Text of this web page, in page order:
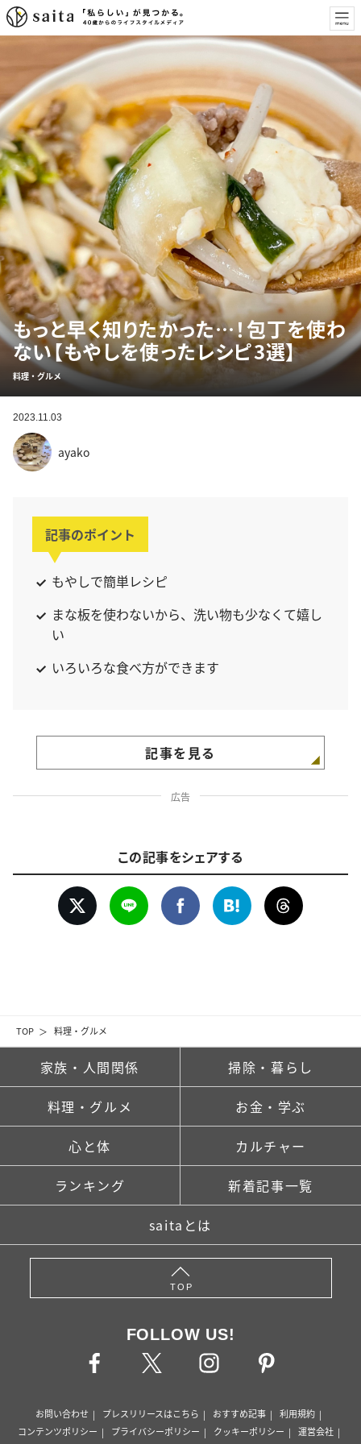
TOP 料理・グルメ
もっと早く知りたかった…！包丁を使わ
ない【もやしを使ったレシピ3選】
料理・グルメ
2023.11.03
ayako
記事のポイント
もやしで簡単レシピ
まな板を使わないから、洗い物も少なくて嬉し
い
いろいろな食べ方ができます
記事を見る
広告
この記事をシェアする
家族・人間関係 掃除・暮らし
料理・グルメ お金・学ぶ
心と体 カルチャー
ランキング 新着記事一覧
saitaとは
TOP
FOLLOW US!
お問い合わせ プレスリリースはこちら おすすめ記事
利用規約
コンテンツポリシー
プライバシーポリシー クッキーポリシー
運営会社